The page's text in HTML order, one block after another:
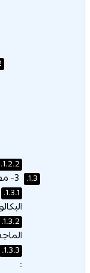
1.2.2.
1.3.
1.3.1.
1.3.2.
1.3.3.
: